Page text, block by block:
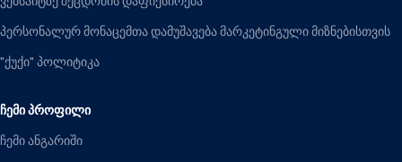
პერსონალურ მონაცემთა დამუშავება მარკეტინგული მიზნებისთვის
"ქუქი" პოლიტიკა
ᲩᲔᲛᲘ ᲞᲠᲝᲤᲘᲚᲘ
ჩემი ანგარიში